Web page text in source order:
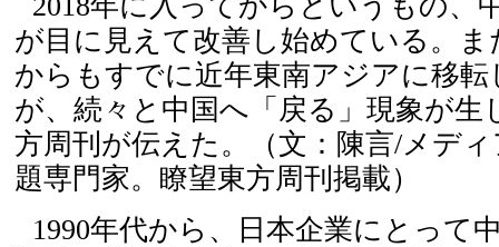
が目に見えて改善し始めている。
からもすでに近年東南アジアに移
が、続々と中国へ「戻る」現象が生
方周刊が伝えた。（文：陳言/メデ
題専門家。瞭望東方周刊掲載）
1990年代から、日本企業にとって